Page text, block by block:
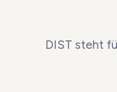
DIST steht